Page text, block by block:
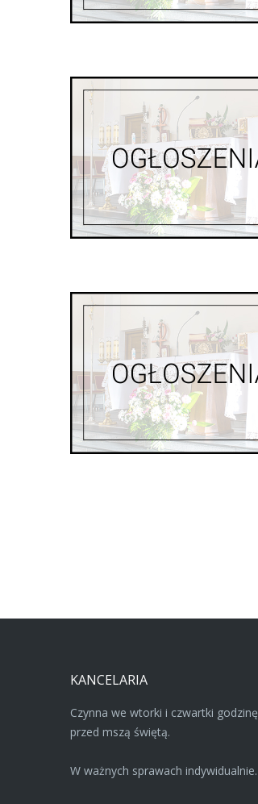
KANCELARIA
Czynna we wtorki i czwartki godzinę
przed mszą świętą.
W ważnych sprawach indywidualnie.